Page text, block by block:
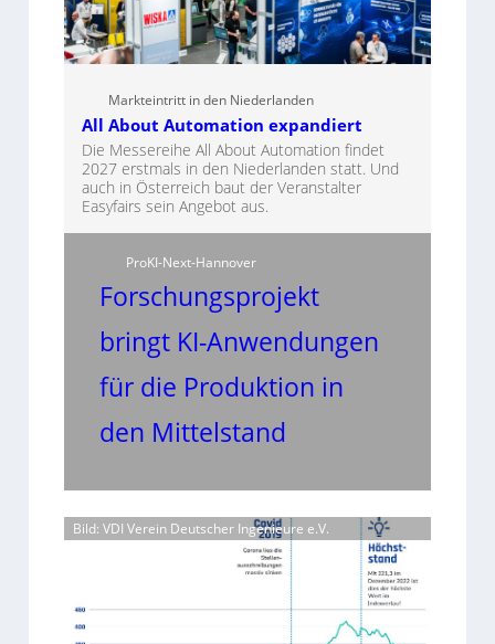
Markteintritt in den Niederlanden
All About Automation expandiert
Die Messereihe All About Automation findet
2027 erstmals in den Niederlanden statt. Und
auch in Österreich baut der Veranstalter
Easyfairs sein Angebot aus.
ProKI-Next-Hannover
Forschungsprojekt
bringt KI-Anwendungen
für die Produktion in
den Mittelstand
Bild: VDI Verein Deutscher Ingenieure e.V.